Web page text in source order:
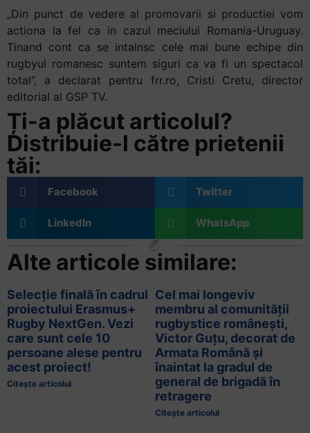
„Din punct de vedere al promovarii si productiei vom
actiona la fel ca in cazul meciului Romania-Uruguay.
Tinand cont ca se intalnsc cele mai bune echipe din
rugbyul romanesc suntem siguri ca va fi un spectacol
total”, a declarat pentru frr.ro, Cristi Cretu, director
editorial al GSP TV.
Ți-a plăcut articolul?
Distribuie-l către prietenii
tăi:
Facebook Twitter
LinkedIn WhatsApp
Alte articole similare:
Selecție finală în cadrul
proiectului Erasmus+
Rugby NextGen. Vezi
care sunt cele 10
persoane alese pentru
acest proiect!
Citește articolul
Cel mai longeviv
membru al comunității
rugbystice românești,
Victor Guțu, decorat de
Armata Română și
înaintat la gradul de
general de brigadă în
retragere
Citește articolul